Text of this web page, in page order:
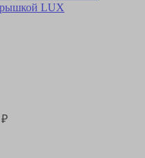
LUX
₽